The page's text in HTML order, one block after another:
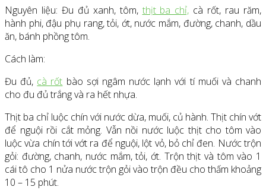
Nguyên liệu: Đu đủ xanh, tôm, thịt ba chỉ, cà rốt, rau răm,
hành phi, đậu phụ rang, tỏi, ớt, nước mắm, đường, chanh, dầu
ăn, bánh phồng tôm.
Cách làm:
Đu đủ, cà rốt bào sợi ngâm nước lạnh với tí muối và chanh
cho đu đủ trắng và ra hết nhựa.
Thịt ba chỉ luộc chín với nước dừa, muối, củ hành. Thịt chín vớt
để nguội rồi cắt mỏng. Vẫn nồi nước luộc thịt cho tôm vào
luộc vừa chín tới vớt ra để nguội, lột vỏ, bỏ chỉ đen. Nước trộn
gỏi: đường, chanh, nước mắm, tỏi, ớt. Trộn thịt và tôm vào 1
cái tô cho 1 nửa nước trộn gỏi vào trộn đều cho thấm khoảng
10 – 15 phút.